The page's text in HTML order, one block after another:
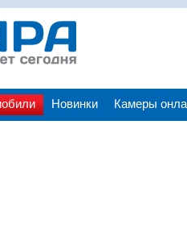
Новинки Камеры